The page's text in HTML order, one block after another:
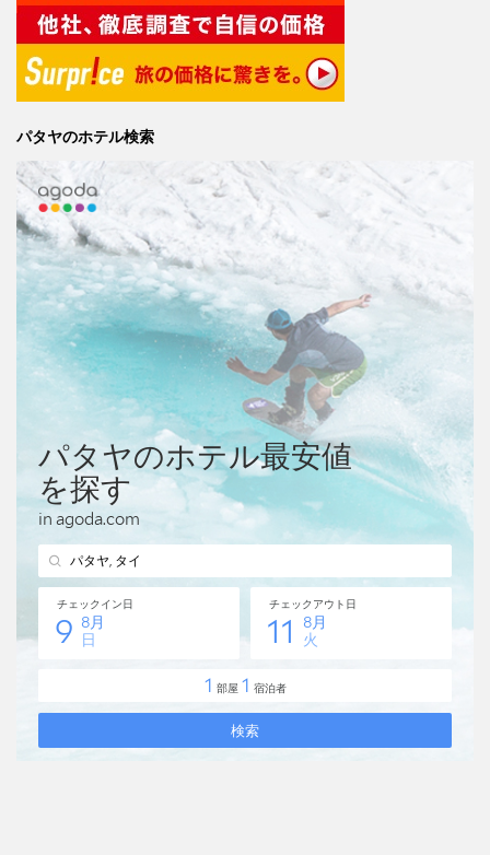
パタヤのホテル検索